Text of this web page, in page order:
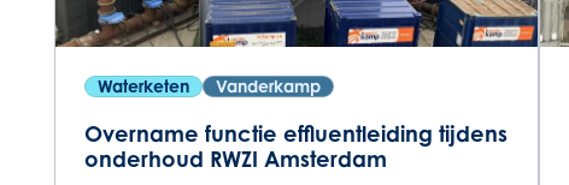
Waterketen Vanderkamp
Overname functie effluentleiding tijdens
onderhoud RWZI Amsterdam